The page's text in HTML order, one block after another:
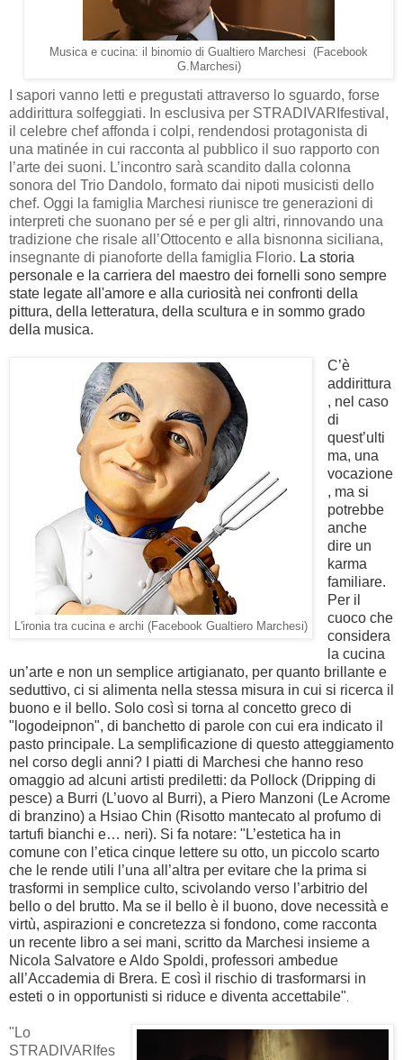
Musica e cucina: il binomio di Gualtiero Marchesi (Facebook
G.Marchesi)
I sapori vanno letti e pregustati attraverso lo sguardo, forse
addirittura solfeggiati. In esclusiva per STRADIVARIfestival,
il celebre chef affonda i colpi, rendendosi protagonista di
una matinée in cui racconta al pubblico il suo rapporto con
l’arte dei suoni. L’incontro sarà scandito dalla colonna
sonora del Trio Dandolo, formato dai nipoti musicisti dello
chef. Oggi la famiglia Marchesi riunisce tre generazioni di
interpreti che suonano per sé e per gli altri, rinnovando una
tradizione che risale all’Ottocento e alla bisnonna siciliana,
insegnante di pianoforte della famiglia Florio. La storia
personale e la carriera del maestro dei fornelli sono sempre
state legate all'amore e alla curiosità nei confronti della
pittura, della letteratura, della scultura e in sommo grado
della musica.
L'ironia tra cucina e archi (Facebook Gualtiero Marchesi)
C’è
addirittura
, nel caso
di
quest’ulti
ma, una
vocazione
, ma si
potrebbe
anche
dire un
karma
familiare.
Per il
cuoco che
considera
la cucina
un’arte e non un semplice artigianato, per quanto brillante e
seduttivo, ci si alimenta nella stessa misura in cui si ricerca il
buono e il bello. Solo così si torna al concetto greco di
" logodeipnon", di banchetto di parole con cui era indicato il
pasto principale. La semplificazione di questo atteggiamento
nel corso degli anni? I piatti di Marchesi che hanno reso
omaggio ad alcuni artisti prediletti: da Pollock (Dripping di
pesce) a Burri (L’uovo al Burri), a Piero Manzoni (Le Acrome
di branzino) a Hsiao Chin (Risotto mantecato al profumo di
tartufi bianchi e… neri). Si fa notare: " L’estetica ha in
comune con l’etica cinque lettere su otto, un piccolo scarto
che le rende utili l’una all’altra per evitare che la prima si
trasformi in semplice culto, scivolando verso l’arbitrio del
bello o del brutto. Ma se i l bello è il buono, dove necessità e
virtù, aspirazioni e concretezza si fondono, come racconta
un recente libro a sei mani, scritto da Marchesi insieme a
Nicola Salvatore e Aldo Spoldi, professori ambedue
all’Accademia di Brera. E così il rischio di trasformarsi in
esteti o in opportunisti si riduce e diventa accettabile".
"Lo
STRADIVARIfes